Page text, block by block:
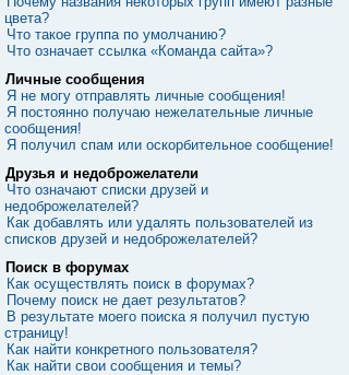
цвета?
Что такое группа по умолчанию?
Что означает ссылка «Команда сайта»?
Личные сообщения
Я не могу отправлять личные сообщения!
Я постоянно получаю нежелательные личные
сообщения!
Я получил спам или оскорбительное сообщение!
Друзья и недоброжелатели
Что означают списки друзей и
недоброжелателей?
Как добавлять или удалять пользователей из
списков друзей и недоброжелателей?
Поиск в форумах
Как осуществлять поиск в форумах?
Почему поиск не дает результатов?
В результате моего поиска я получил пустую
страницу!
Как найти конкретного пользователя?
Как найти свои сообщения и темы?